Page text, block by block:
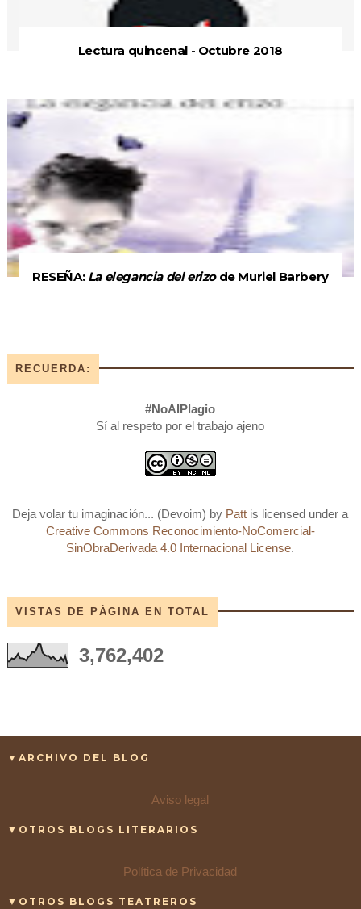
Lectura quincenal - Octubre 2018
RESEÑA: La elegancia del erizode Muriel Barbery
RECUERDA:
#NoAlPlagio
Sí al respeto por el trabajo ajeno
Deja volar tu imaginación... (Devoim) by Patt is licensed under a
Creative Commons Reconocimiento-NoComercial-
SinObraDerivada 4.0 Internacional License.
VISTAS DE PÁGINA EN TOTAL
3,762,402
▼ARCHIVO DEL BLOG
Aviso legal
▼OTROS BLOGS LITERARIOS
Política de Privacidad
▼OTROS BLOGS TEATREROS